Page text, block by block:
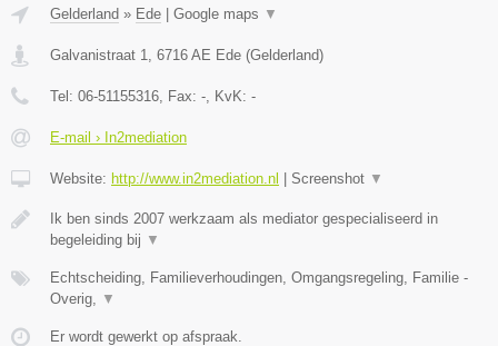
Gelderland » Ede Google maps ▼
Galvanistraat 1 6716 AE Ede (Gelderland)
Tel: 06-51155316 , Fax: - , KvK: -
E-mail › In2mediation
Website: http://www.in2mediation.nl Screenshot ▼
Ik ben sinds 2007 werkzaam als mediator gespecialiseerd in
begeleiding bij ▼
Echtscheiding, Familieverhoudingen, Omgangsregeling, Familie -
Overig,
▼
Er wordt gewerkt op afspraak.